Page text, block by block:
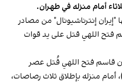
أمام منزله في طهران.
"إيران إنترناشيونال" من مصادر
فتح اللهي قتل على يد قوات
قاسم فتح اللهي قُتل عصر
الثاني)، أمام منزله بإطلاق ثلاث رصاصات،